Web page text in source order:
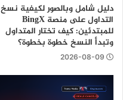
دليل شامل وبالصور لكيفية نسخ
التداول على منصة BingX
للمبتدئين: كيف تختار المتداول
وتبدأ النسخ خطوة بخطوة؟
2026-08-09